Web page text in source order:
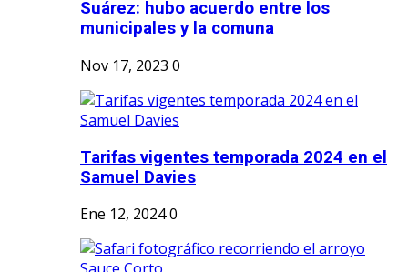
Suárez: hubo acuerdo entre los
municipales y la comuna
Nov 17, 2023 0
Tarifas vigentes temporada 2024 en el
Samuel Davies
Ene 12, 20240